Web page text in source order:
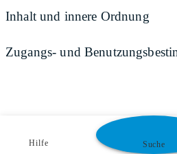
Inhalt und innere Ordnung
Zugangs- und
Hilfe Suche